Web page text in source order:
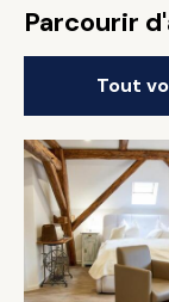
Parcourir
Tout